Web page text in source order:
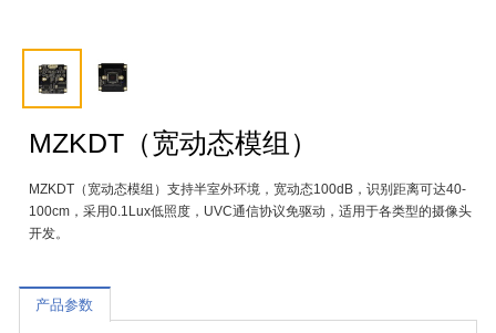
MZKDT（宽动态模组）
MZKDT（宽动态模组）支持半室外环境，宽动态100dB，识别距离可达40-
100cm，采用0.1Lux低照度，UVC通信协议免驱动，适用于各类型的摄像头
开发。
产品参数